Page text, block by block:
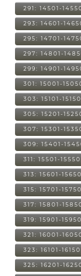
291: 14501-
293: 14601-
295: 14701-
297: 14801-
299: 14901-
301: 15001-
303: 15101-15150
305: 15201-
307: 15301-
309: 15401-
311: 15501-15550
313: 15601-15650
315: 15701-15750
317: 15801-
319: 15901-15950
321: 16001-
323: 16101-16150
325: 16201-